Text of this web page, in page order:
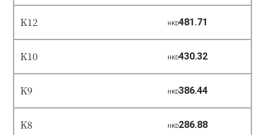
K12 HKD481.71
K10 HKD430.32
K9 HKD386.44
K8 HKD286.88